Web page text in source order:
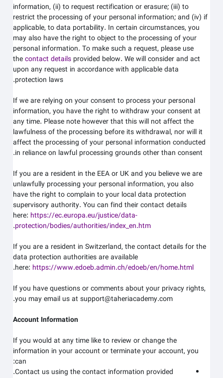
information, (ii) to request rectification or erasure; (iii) to
restrict the processing of your personal information; and (iv) if
applicable, to data portability. In certain circumstances, you
may also have the right to object to the processing of your
personal information. To make such a request, please use
thecontact detailsprovided below. We will consider and act
upon any request in accordance with applicable data
protection laws.
If we are relying on your consent to process your personal
information, you have the right to withdraw your consent at
any time. Please note however that this will not affect the
lawfulness of the processing before its withdrawal, nor will it
affect the processing of your personal information conducted
in reliance on lawful processing grounds other than consent.
If you are a resident in the EEA or UK and you believe we are
unlawfully processing your personal information, you also
have the right to complain to your local data protection
supervisory authority. You can find their contact details
here:https://ec.europa.eu/justice/data-
protection/bodies/authorities/index_en.htm
.
If you are a resident in Switzerland, the contact details for the
data protection authorities are available
here:https://www.edoeb.admin.ch/edoeb/en/home.html
.
If you have questions or comments about your privacy rights,
you may email us atsupport@taheriacademy.com
.
Account Information
If you would at any time like to review or change the
information in your account or terminate your account, you
can:
Contact us using the contact information provided.